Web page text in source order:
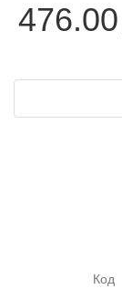
476.00
Код